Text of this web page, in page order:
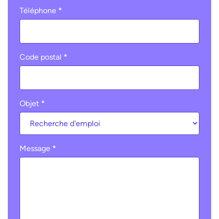
Téléphone *
Code postal *
Objet *
Message *